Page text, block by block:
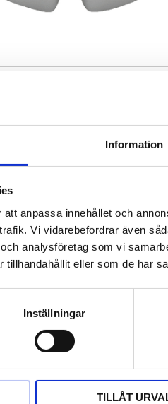
Information
anpassa innehållet och
Vi vidarebefordrar även
analysföretag som vi
tillhandahållit eller som de har
Inställningar
TILLÅT
avmontering av hårda till
av bränsleledningar
pickuper. stora
europeiska. asiatiska och
i meter och tum
Klimatanläggningar. bränsle-
Nyhetsbrev